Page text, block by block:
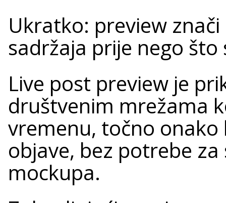
Ukratko: preview
sadržaja prije nego što
Live post preview je
društvenim mrežama
vremenu, točno
objave, bez potrebe
mockupa.